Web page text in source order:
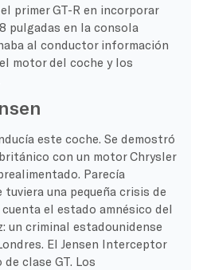
primer GT-R en incorporar
pulgadas en la consola
al conductor información
motor del coche y los
este coche. Se demostró
con un motor Chrysler
Parecía
una pequeña crisis de
el estado amnésico del
un criminal estadounidense
El Jensen Interceptor
clase GT. Los